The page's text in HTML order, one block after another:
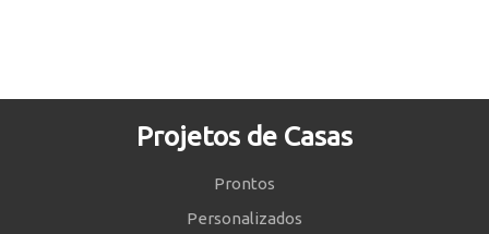
Projetos de Casas
Prontos
Personalizados